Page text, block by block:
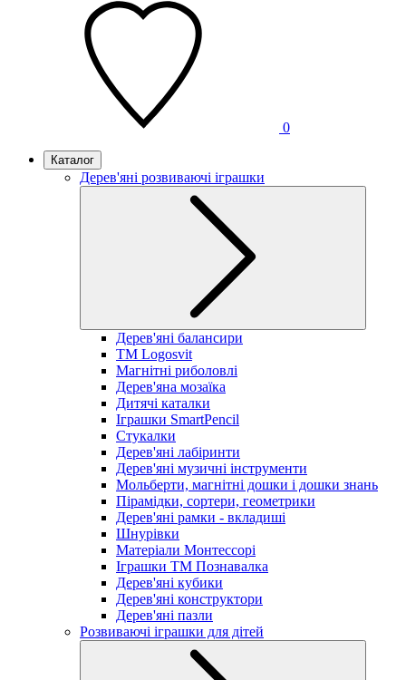
0
Каталог
Дерев'яні розвиваючі іграшки
Дерев'яні балансири
TM Logosvit
Магнітні риболовлі
Дерев'яна мозаїка
Дитячі каталки
Іграшки SmartPencil
Стукалки
Дерев'яні лабіринти
Дерев'яні музичні інструменти
Мольберти, магнітні дошки і дошки знань
Пірамідки, сортери, геометрики
Дерев'яні рамки - вкладиші
Шнурівки
Матеріали Монтессорі
Іграшки ТМ Познавалка
Дерев'яні кубики
Дерев'яні конструктори
Дерев'яні пазли
Розвиваючі іграшки для дітей